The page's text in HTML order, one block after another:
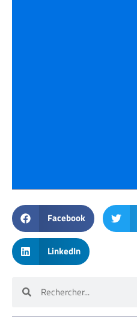
Facebook
LinkedIn